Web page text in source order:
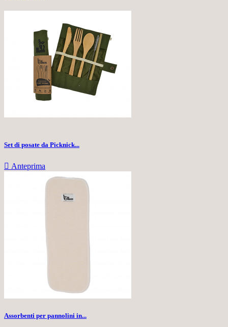
Set di posate da Picknick...
 Anteprima
Assorbenti per pannolini in...